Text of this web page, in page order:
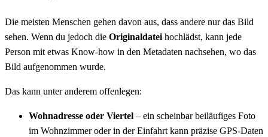
Die meisten Menschen gehen davon aus, dass andere nur das Bild
sehen. Wenn du jedoch die Originaldateihochlädst, kann jede
Person mit etwas Know-how in den Metadaten nachsehen, wo das
Bild aufgenommen wurde.
Das kann unter anderem offenlegen:
Wohnadresse oder Viertel – ein scheinbar beiläufiges Foto
im Wohnzimmer oder in der Einfahrt kann präzise GPS-Daten